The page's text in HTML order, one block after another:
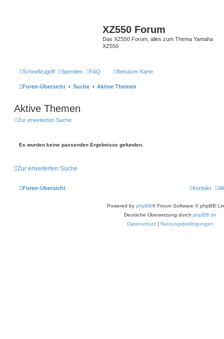
XZ550 Forum
Das XZ550 Forum, alles zum Thema Yamaha
XZ550
Schnellzugriff Spenden FAQ Benutzer Karte
Foren-Übersicht Suche Aktive Themen
Aktive Themen
Zur erweiterten Suche
Es wurden keine passenden Ergebnisse gefunden.
Zur erweiterten Suche
Foren-Übersicht Kontakt
Powered by phpBB® Forum Software © phpBB
Deutsche Übersetzung durch phpBB.de
Datenschutz | Nutzungsbedingungen